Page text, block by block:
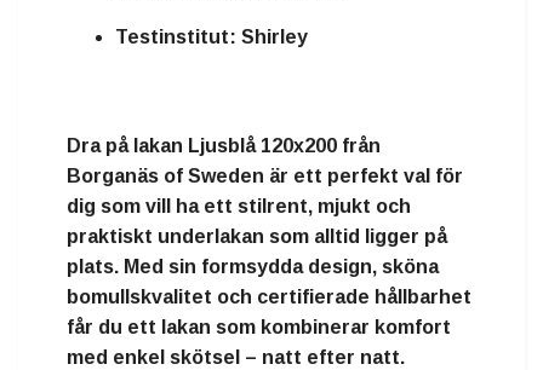
Testinstitut: Shirley
Dra på lakan Ljusblå 120x200 från
Borganäs of Sweden är ett perfekt val för
dig som vill ha ett stilrent, mjukt och
praktiskt underlakan som alltid ligger på
plats. Med sin formsydda design, sköna
bomullskvalitet och certifierade hållbarhet
får du ett lakan som kombinerar komfort
med enkel skötsel – natt efter natt.